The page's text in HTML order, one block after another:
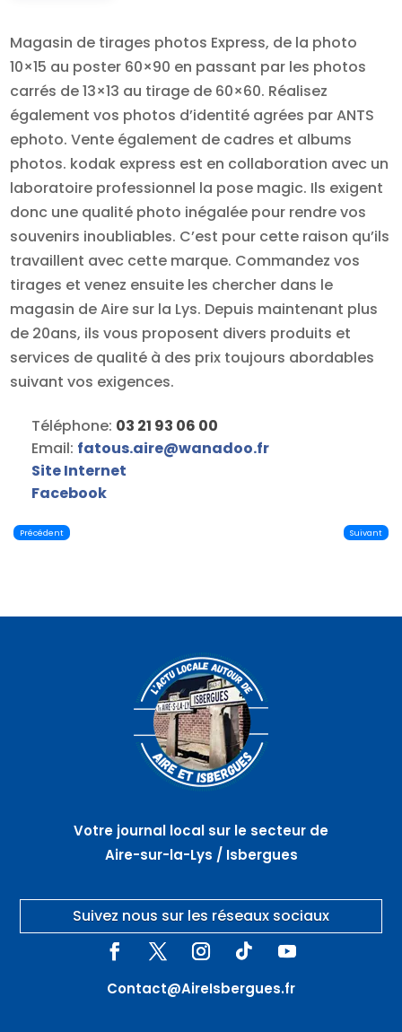
Magasin de tirages photos Express, de la photo
10×15 au poster 60×90 en passant par les photos
carrés de 13×13 au tirage de 60×60. Réalisez
également vos photos d’identité agrées par ANTS
ephoto. Vente également de cadres et albums
photos. kodak express est en collaboration avec un
laboratoire professionnel la pose magic. Ils exigent
donc une qualité photo inégalée pour rendre vos
souvenirs inoubliables. C’est pour cette raison qu’ils
travaillent avec cette marque. Commandez vos
tirages et venez ensuite les chercher dans le
magasin de Aire sur la Lys. Depuis maintenant plus
de 20ans, ils vous proposent divers produits et
services de qualité à des prix toujours abordables
suivant vos exigences.
Téléphone: 03 21 93 06 00
Email: fatous.aire@wanadoo.fr
Site Internet
Facebook
Précédent Suivant
Votre journal local sur le secteur de
Aire-sur-la-Lys / Isbergues
Suivez nous sur les réseaux sociaux
Contact@AireIsbergues.fr